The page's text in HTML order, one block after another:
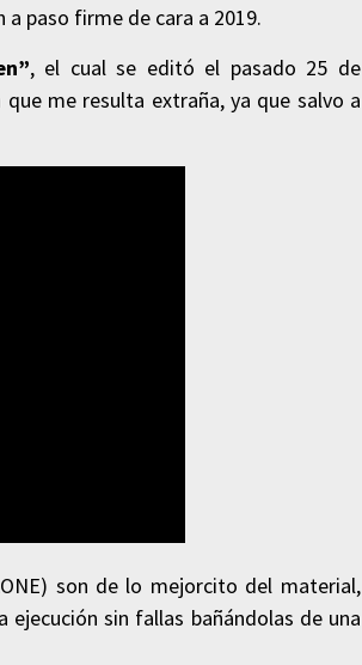
paso firme de cara a 2019.
, el cual se editó el pasado 25 de
me resulta extraña, ya que salvo a
son de lo mejorcito del material,
ejecución sin fallas bañándolas de una